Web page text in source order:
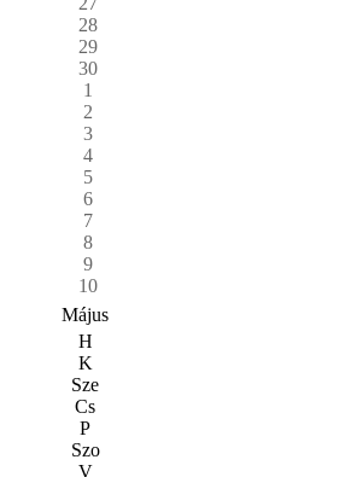
28
29
30
1
2
3
4
5
6
7
8
9
10
Május
H
K
Sze
Cs
P
Szo
V